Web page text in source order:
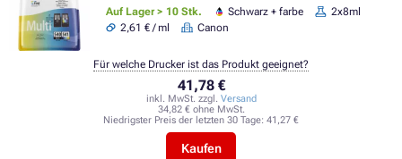
Auf Lager > 10 Stk. Schwarz + farbe
2x8ml
2,61 € / ml
Canon
41,78 €
inkl. MwSt. zzgl. Versand
34,82 € ohne MwSt.
Niedrigster Preis der letzten 30 Tage: 41,27 €
Kaufen
Für welche Drucker ist das Produkt geeignet?